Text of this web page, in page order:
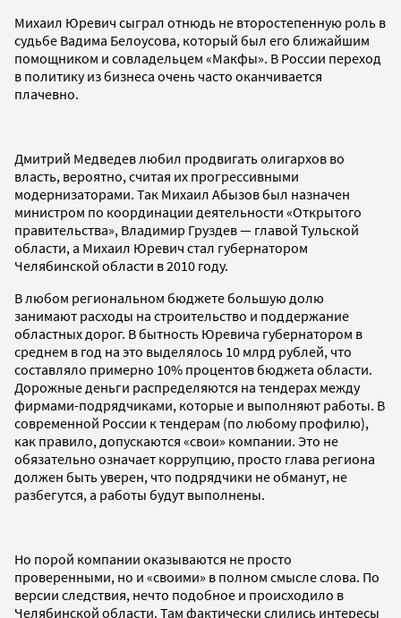
Михаил Юревич сыграл отнюдь не второстепенную роль в
судьбе Вадима Белоусова, который был его ближайшим
помощником и совладельцем «Макфы». В России переход
в политику из бизнеса очень часто оканчивается
плачевно.
Дмитрий Медведев любил продвигать олигархов во
власть, вероятно, считая их прогрессивными
модернизаторами. Так Михаил Абызов был назначен
министром по координации деятельности «Открытого
правительства», Владимир Груздев — главой Тульской
области, а Михаил Юревич стал губернатором
Челябинской области в 2010 году.
В любом региональном бюджете большую долю
занимают расходы на строительство и поддержание
областных дорог. В бытность Юревича губернатором в
среднем в год на это выделялось 10 млрд рублей, что
составляло примерно 10% процентов бюджета области.
Дорожные деньги распределяются на тендерах между
фирмами-подрядчиками, которые и выполняют работы. В
современной России к тендерам (по любому профилю),
как правило, допускаются «свои» компании. Это не
обязательно означает коррупцию, просто глава региона
должен быть уверен, что подрядчики не обманут, не
разбегутся, а работы будут выполнены.
Но порой компании оказываются не просто
проверенными, но и «своими» в полном смысле слова. По
версии следствия, нечто подобное и происходило в
Челябинской области. Там фактически слились интересы